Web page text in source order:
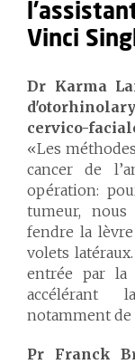
Vinci
Dr Karma
cervico-
«Les
cancer de
opération:
tumeur,
fendre la
volets
entrée par la
accélérant
notamment
Pr Franck